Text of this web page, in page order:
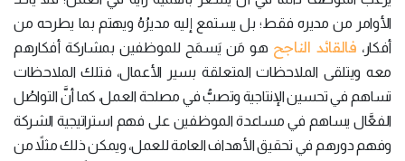
الأوامر من مديره فقط؛ بل يستمع إليه مديرُهُ ويهتم بما يطرحه من
أفكار، فالقائد الناجح هو مَن يَسمَح للموظفين بمشاركة أفكارهم
معه ويتلقى الملاحظات المتعلقة بسير الأعمال، فتلك الملاحظات
تساهم في تحسين الإنتاجية وتصبُّ في مصلحة العمل، كما أنَّ التواصُل
الفعَّال يساهم في مساعدة الموظفين على فهم استراتيجية الشركة
وفهم دورهم في تحقيق الأهداف العامة للعمل، ويمكن ذلك مثلاً من